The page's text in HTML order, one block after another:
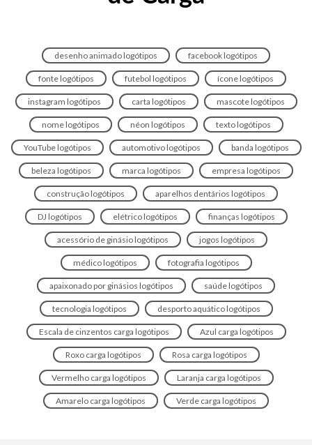
desenho animado logótipos facebook logótipos
fonte logótipos futebol logótipos ícone logótipos
instagram logótipos carta logótipos mascote logótipos
nome logótipos néon logótipos texto logótipos
YouTube logótipos automotivo logótipos banda logótipos
beleza logótipos marca logótipos empresa logótipos
construção logótipos aparelhos dentários logótipos
DJ logótipos elétrico logótipos finanças logótipos
acessório de ginásio logótipos jogos logótipos
médico logótipos fotografia logótipos
apaixonado por ginásios logótipos saúde logótipos
tecnologia logótipos desporto aquático logótipos
Escala de cinzentos carga logótipos Azul carga logótipos
Roxo carga logótipos Rosa carga logótipos
Vermelho carga logótipos Laranja carga logótipos
Amarelo carga logótipos Verde carga logótipos